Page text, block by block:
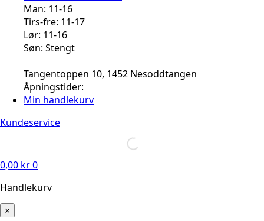
Man: 11-16
Tirs-fre: 11-17
Lør: 11-16
Søn: Stengt
Tangentoppen 10, 1452 Nesoddtangen
Åpningstider:
Min handlekurv
Kundeservice
0,00 kr0
Handlekurv
×